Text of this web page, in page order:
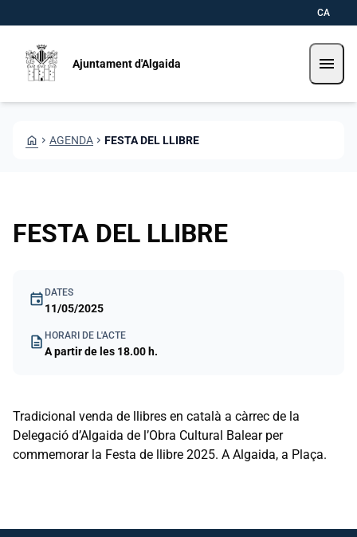
CA
Ajuntament d'Algaida menu
HOME CHEVRON_RIGHT AGENDA CHEVRON_RIGHT FESTA DEL LLIBRE
FESTA DEL LLIBRE
event DATES
11/05/2025
description HORARI DE L'ACTE
A partir de les 18.00 h.
Tradicional venda de llibres en català a càrrec de la
Delegació d’Algaida de l’Obra Cultural Balear per
commemorar la Festa de llibre 2025. A Algaida, a Plaça.